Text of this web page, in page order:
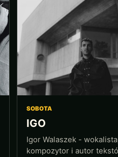
SOBOTA
IGO
Igor Walaszek -
kompozytor i autor